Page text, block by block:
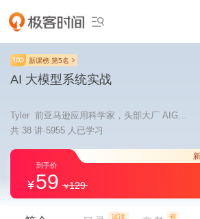

新课榜 第5名
AI 大模型系统实战
Tyler 前亚马逊应用科学家，头部大厂 AIGC 算法技术负责人
共 38 讲·5955 人已学习
59 129
试读 省